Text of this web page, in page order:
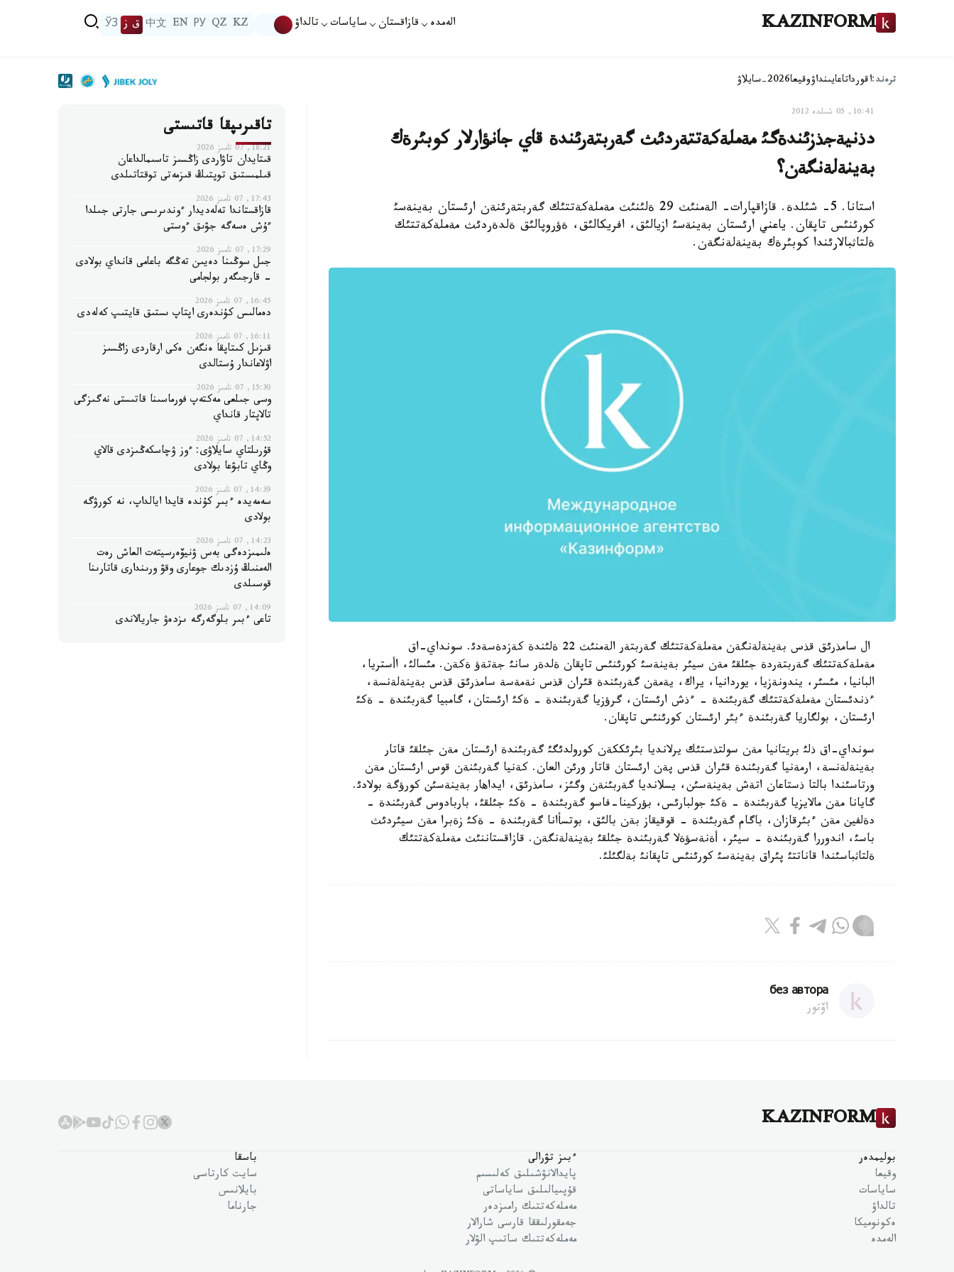
KAZINFORM الەمدە قازاقستان ساياسات تالداۋ KZ
QZ
РУ
EN
中文 ق ز ЎЗ
ترەند:اقورداتاعايىنداۋوقيعا2026-سايلاۋ
16:41, 05 شىلدە 2012
دذنيةجذزئندةگئ مةملةكةتتةردئث گةربتةرئندة قاي جانؤارلار كوبئرةك
بةينةلةنگةن؟
استانا. 5- شئلدة. قازاقپارات- الةمنئث 29 ةلئنئث مةملةكةتتئك گةربتةرئنةن ارئستان بةينةسئ
كورئنئس تاپقان. ياعني ارئستان بةينةسئ ازيالئق، افريكالئق، ةؤروپالئق ةلدةردئث مةملةكةتتئك
ةلتاثبالارئندا كوبئرةك بةينةلةنگةن.
ال سامذرئق قذس بةينةلةنگةن مةملةكةتتئك گةربتةر الةمنئث 22 ةلئندة كةزدةسةدئ. سونداي-اق
مةملةكةتتئك گةربتةردة جئلقئ مةن سيئر بةينةسئ كورئنئس تاپقان ةلدةر سانئ جةتةؤ ةكةن. مئسالئ، اأستريا،
البانيا، مئسئر، يندونةزيا، يوردانيا، يراك، يةمةن گةربئندة قئران قذس نةمةسة سامذرئق قذس بةينةلةنسة،
ءذندئستان مةملةكةتتئك گةربئندة - ءذش ارئستان، گرؤزيا گةربئندة - ةكئ ارئستان، گامبيا گةربئندة - ةكئ
ارئستان، بولگاريا گةربئندة ءبئر ارئستان كورئنئس تاپقان.
سونداي-اق ذلئ بريتانيا مةن سولتذستئك يرلانديا بئرئككةن كورولدئگئ گةربئندة ارئستان مةن جئلقئ قاتار
بةينةلةنسة، ارمةنيا گةربئندة قئران قذس پةن ارئستان قاتار ورئن العان. كةنيا گةربئنةن قوس ارئستان مةن
ورتاسئندا بالتا ذستاعان اتةش بةينةسئن، يسلانديا گةربئنةن وگئز، سامذرئق، ايداهار بةينةسئن كورؤگة بولادئ.
گايانا مةن مالايزيا گةربئندة - ةكئ جولبارئس، بؤركينا-فاسو گةربئندة - ةكئ جئلقئ، باربادوس گةربئندة -
دةلفين مةن ءبئرقازان، باگام گةربئندة - قوقيقاز بةن بالئق، بوتسأانا گةربئندة - ةكئ زةبرا مةن سيئردئث
باسئ، اندوررا گةربئندة - سيئر، أةنةسؤةلا گةربئندة جئلقئ بةينةلةنگةن. قازاقستاننئث مةملةكةتتئك
ةلتاثباسئندا قاناتتئ پئراق بةينةسئ كورئنئس تاپقانئ بةلگئلئ.
без автора
اۆتور
تاقىرىپقا قاتىستى
18:21, 07 تامىز 2026
قىتايدان تاۋاردى زاڭسىز تاسىمالداعان
قىلمىستىق توپتىڭ قىزمەتى توقتاتىلدى
17:43, 07 تامىز 2026
قازاقستاندا تەلەديدار ءوندىرىسى جارتى جىلدا
ءۇش ەسەگە جۋىق ءوستى
17:29, 07 تامىز 2026
جىل سوڭىنا دەيىن تەڭگە باعامى قانداي بولادى
- قارجىگەر بولجامى
16:45, 07 تامىز 2026
دەمالىس كۇندەرى اپتاپ ىستىق قايتىپ كەلەدى
16:11, 07 تامىز 2026
قىزىل كىتاپقا ەنگەن ەكى ارقاردى زاڭسىز
اۋلاعاندار ۇستالدى
15:30, 07 تامىز 2026
وسى جىلعى مەكتەپ فورماسىنا قاتىستى نەگىزگى
تالاپتار قانداي
14:52, 07 تامىز 2026
قۇرىلتاي سايلاۋى: ءوز ۋچاسكەڭىزدى قالاي
وڭاي تابۋعا بولادى
14:39, 07 تامىز 2026
سەمەيدە ءبىر كۇندە قايدا ايالداپ، نە كورۋگە
بولادى
14:23, 07 تامىز 2026
ەلىمىزدەگى بەس ۋنيۆەرسيتەت العاش رەت
الەمنىڭ ۇزدىك جوعارى وقۋ ورىندارى قاتارىنا
قوسىلدى
14:09, 07 تامىز 2026
تاعى ءبىر بلوگەرگە ىزدەۋ جاريالاندى
KAZINFORM
بوليمدەر
وقيعا
ساياسات
تالداۋ
ەكونوميكا
الەمدە
ءبىز تۋرالى
پايدالانۋشىلىق كەلىسىم
قۇپىيالىلىق ساياساتى
مەملەكەتتىك رامىزدەر
جەمقورلىققا قارسى شارالار
مەملەكەتتىك ساتىپ الۋلار
باسقا
سايت كارتاسى
بايلانىس
جارناما